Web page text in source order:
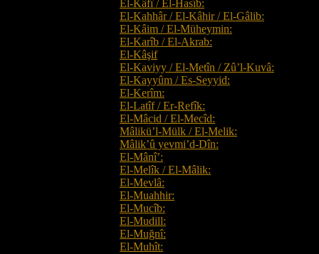
El-Kâfî / El-Hasîb:
El-Kahhâr / El-Kâhir / El-Gâlib:
El-Kâim / El-Müheymin:
El-Karîb / El-Akrab:
El-Kâşif
El-Kaviyy / El-Metîn / Zû’l-Kuvâ:
El-Kayyûm / Es-Seyyid:
El-Kerîm:
El-Latîf / Er-Refîk:
El-Mâcid / El-Mecîd:
Mâlikü’l-Mülk / El-Melik:
Mâlik’û yevmi’d-Dîn:
El-Mânî’:
El-Melîk / El-Mâlik:
El-Mevlâ:
El-Muahhir:
El-Mucîb:
El-Mudill:
El-Muğnî:
El-Muhît: